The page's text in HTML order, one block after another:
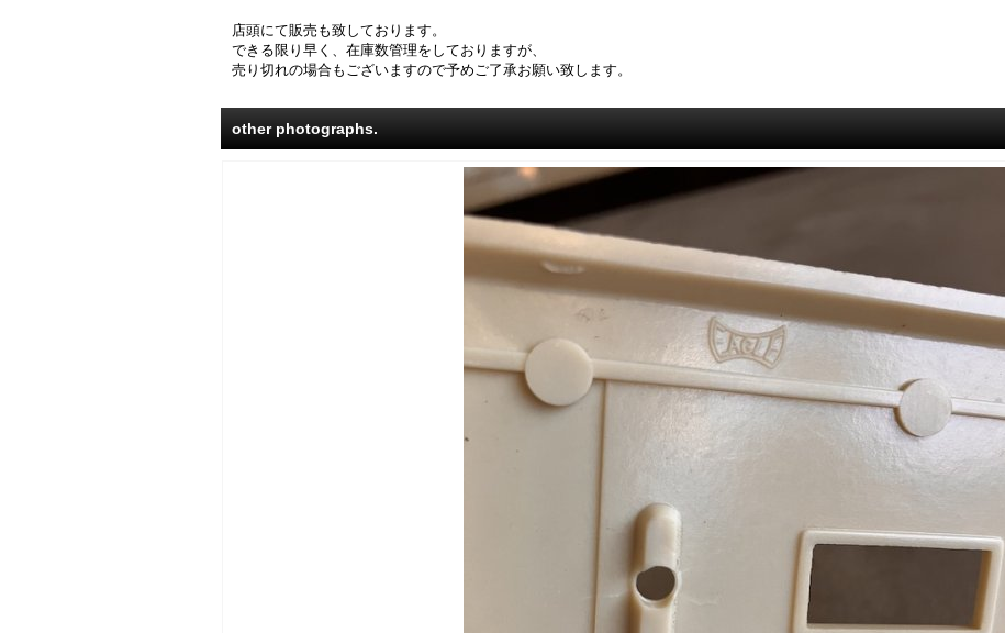
店頭にて販売も致しております。
できる限り早く、在庫数管理をしておりますが、
売り切れの場合もございますので予めご了承お願い致します。
other photographs.